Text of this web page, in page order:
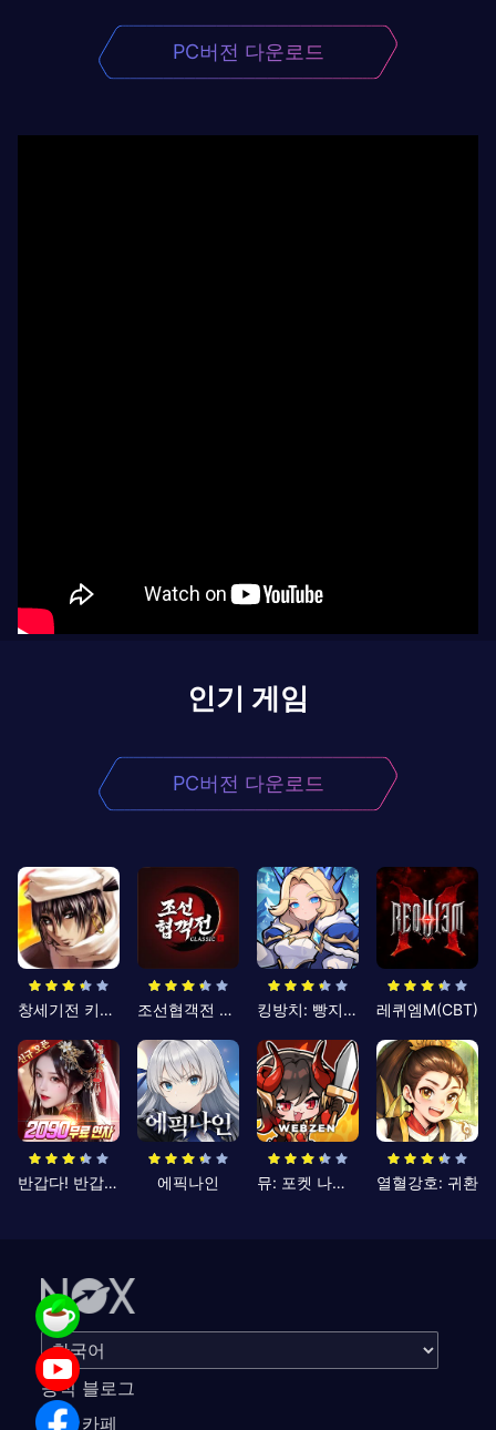
PC버전 다운로드
인기 게임
PC버전 다운로드
창세기전 키우기 조선협객전 클래식 킹방치: 빵지의 제왕 레퀴엠M(CBT)
반갑다! 반갑삼국지 에픽나인 뮤: 포켓 나이츠 열혈강호: 귀환
공식 블로그
공식 카페